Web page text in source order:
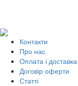
Контакти
Про нас
Оплата і доставка
Договір оферти
Статті